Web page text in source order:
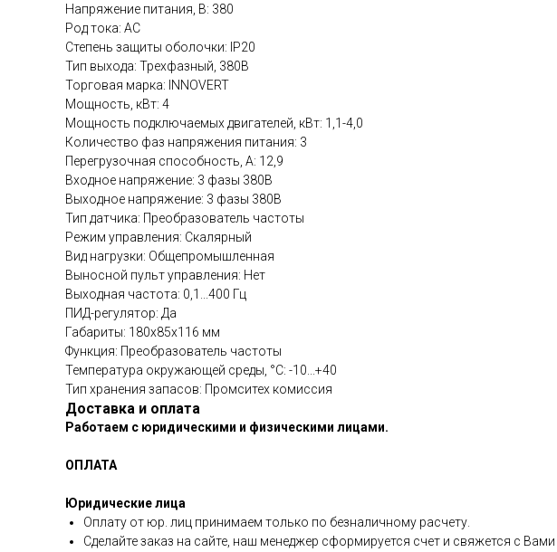
Напряжение питания, В: 380
Род тока: AC
Степень защиты оболочки: IP20
Тип выхода: Трехфазный, 380В
Торговая марка: INNOVERT
Мощность, кВт: 4
Мощность подключаемых двигателей, кВт: 1,1-4,0
Количество фаз напряжения питания: 3
Перегрузочная способность, А: 12,9
Входное напряжение: 3 фазы 380В
Выходное напряжение: 3 фазы 380В
Тип датчика: Преобразователь частоты
Режим управления: Скалярный
Вид нагрузки: Общепромышленная
Выносной пульт управления: Нет
Выходная частота: 0,1...400 Гц
ПИД-регулятор: Да
Габариты: 180x85x116 мм
Функция: Преобразователь частоты
Температура окружающей среды, °C: -10...+40
Тип хранения запасов: Промситех комиссия
Доставка и оплата
Работаем с юридическими и физическими лицами.
ОПЛАТА
Юридические лица
Оплату от юр. лиц принимаем только по безналичному расчету.
Сделайте заказ на сайте, наш менеджер сформируется счет и свяжется с